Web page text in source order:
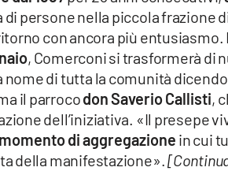
persone nella piccola frazione
con ancora più
, Comerconi si trasformerà di
nome di tutta la comunità
il parrocodon Saverio Callisti,
dell’iniziativa. «Il presepe
momento di aggregazione in cui
della manifestazione».